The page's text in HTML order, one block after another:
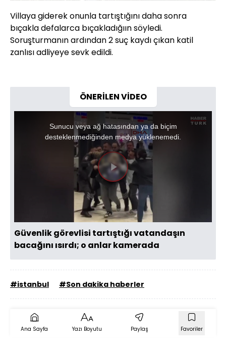
Villaya giderek onunla tartıştığını daha sonra
bıçakla defalarca bıçakladığıın söyledi.
Soruşturmanın ardından 2 suç kaydı çıkan katil
zanlısı adliyeye sevk edildi.
ÖNERİLEN VİDEO
Videoyu
Oynat
Sunucu veya ağ hatasından ya da biçim
desteklenmediğinden medya yüklenemedi.
Güvenlik görevlisi tartıştığı vatandaşın
bacağını ısırdı; o anlar kamerada
#istanbul #Son dakika haberler
Ana Sayfa Yazı Boyutu Paylaş Favoriler